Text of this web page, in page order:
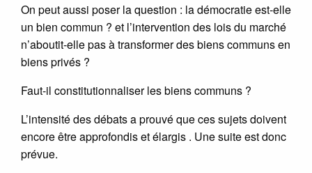
On peut aussi poser la question : la démocratie est-elle
un bien commun ? et l’intervention des lois du marché
n’aboutit-elle pas à transformer des biens communs en
biens privés ?
Faut-il constitutionnaliser les biens communs ?
L’intensité des débats a prouvé que ces sujets doivent
encore être approfondis et élargis . Une suite est donc
prévue.